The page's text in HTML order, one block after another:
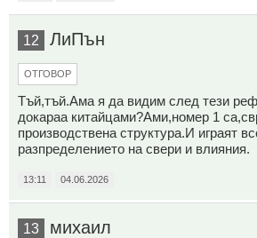
12 ЛиПън
ОТГОВОР
Тъй,тъй.Ама я да видим след тези
докараа китайцами?Ами,номер 1
производствена структура.И играят
разпределението на свери и влияния.
13:11 04.06.2026
13 михаил